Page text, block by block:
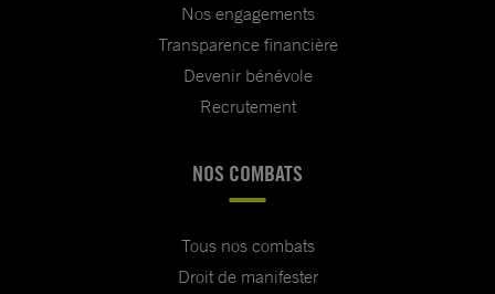
Nos engagements
Transparence financière
Devenir bénévole
Recrutement
NOS COMBATS
Tous nos combats
Droit de manifester